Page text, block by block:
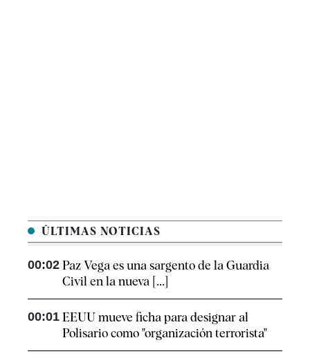
ÚLTIMAS NOTICIAS
00:02 Paz Vega es una sargento de la Guardia
Civil en la nueva [...]
00:01 EEUU mueve ficha para designar al
Polisario como "organización terrorista"